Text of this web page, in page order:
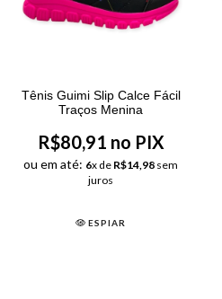
Tênis Guimi Slip Calce Fácil
Traços Menina
R$80,91 no PIX
ou em até: 6x de R$14,98 sem
juros
ESPIAR